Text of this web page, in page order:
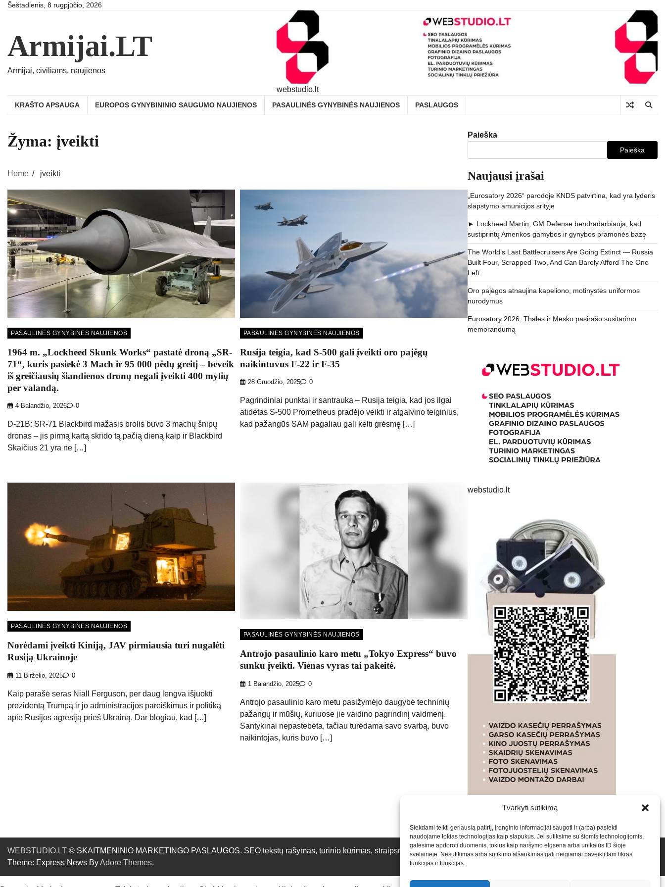
Tvarkyti sutikimą
Siekdami teikti geriausią patirtį, įrenginio informacijai saugoti ir (arba) pasiekti
naudojame tokias technologijas kaip slapukus. Jei sutiksime su šiomis technologijomis,
galėsime apdoroti duomenis, tokius kaip naršymo elgsena arba unikalūs ID šioje
svetainėje. Nesutikimas arba sutikimo atšaukimas gali neigiamai paveikti tam tikras
funkcijas ir funkcijas.
SkipŠeštadienis, 8 rugpjūčio, 2026
Armijai.LT
Armijai, civiliams, naujienos
webstudio.lt
KRAŠTO APSAUGA EUROPOS GYNYBININIO SAUGUMO NAUJIENOS PASAULINĖS GYNYBINĖS NAUJIENOS PASLAUGOS
Žyma: įveikti
Home įveikti
PASAULINĖS GYNYBINĖS NAUJIENOS
1964 m. „Lockheed Skunk Works“ pastatė droną „SR-
71“, kuris pasiekė 3 Mach ir 95 000 pėdų greitį – beveik
iš greičiausių šiandienos dronų negali įveikti 400 mylių
per valandą.
4 Balandžio, 2026 0
D-21B: SR-71 Blackbird mažasis brolis buvo 3 machų šnipų
dronas – jis pirmą kartą skrido tą pačią dieną kaip ir Blackbird
Skaičius 21 yra ne […]
PASAULINĖS GYNYBINĖS NAUJIENOS
Rusija teigia, kad S-500 gali įveikti oro pajėgų
naikintuvus F-22 ir F-35
28 Gruodžio, 2025 0
Pagrindiniai punktai ir santrauka – Rusija teigia, kad jos ilgai
atidėtas S-500 Prometheus pradėjo veikti ir atgaivino teiginius,
kad pažangūs SAM pagaliau gali kelti grėsmę […]
PASAULINĖS GYNYBINĖS NAUJIENOS
Norėdami įveikti Kiniją, JAV pirmiausia turi nugalėti
Rusiją Ukrainoje
11 Birželio, 2025 0
Kaip parašė seras Niall Ferguson, per daug lengva išjuokti
prezidentą Trumpą ir jo administracijos pareiškimus ir politiką
apie Rusijos agresiją prieš Ukrainą. Dar blogiau, kad […]
PASAULINĖS GYNYBINĖS NAUJIENOS
Antrojo pasaulinio karo metu „Tokyo Express“ buvo
sunku įveikti. Vienas vyras tai pakeitė.
1 Balandžio, 2025 0
Antrojo pasaulinio karo metu pasižymėjo daugybė techninių
pažangų ir mūšių, kuriuose jie vaidino pagrindinį vaidmenį.
Santykinai nepastebėta, tačiau turėdama savo svarbą, buvo
naikintojas, kuris buvo […]
Paieška
Paieška
Naujausi įrašai
„Eurosatory 2026“ parodoje KNDS patvirtina, kad yra lyderis
slapstymo amunicijos srityje
► Lockheed Martin, GM Defense bendradarbiauja, kad
sustiprintų Amerikos gamybos ir gynybos pramonės bazę
The World’s Last Battlecruisers Are Going Extinct — Russia
Built Four, Scrapped Two, And Can Barely Afford The One
Left
Oro pajėgos atnaujina kapeliono, motinystės uniformos
nurodymus
Eurosatory 2026: Thales ir Mesko pasirašo susitarimo
memorandumą
webstudio.lt
WEBSTUDIO.LT © SKAITMENINIO MARKETINGO PASLAUGOS. SEO tekstų rašymas, turinio kūrimas, straipsnių rašymas ir talpinimas į mūsų valdomas svetaines.2026Armijai.LT
Theme: Express News ByAdore Themes.